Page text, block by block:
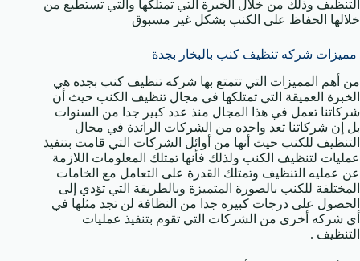
التنظيف وذلك من خلال الخبرة التي تمتلكها والتي تستطيع من
خلالها الحفاظ على الكنب بشكل غير مسبوق
مميزات شركه تنظيف كنب بالبخار بجدة
من أهم المميزات التي تتمتع بها شركه تنظيف كنب بجده هي
الخبرة العميقة التي تمتلكها في مجال تنظيف الكنب حيث أن
شركاتنا تعمل في هذا المجال منذ عدد كبير جدا من السنوات
بل إن شركاتنا تعد واحده من الشركات الرائدة في مجال
التنظيف للكنب حيث أنها من أوائل الشركات التي قامت بتنفيذ
عمليات لتنظيف الكنب ولذلك فأنها تمتلك المعلومات اللازمة
عن عمليه التنظيف وتمتلك القدرة على التعامل مع الخامات
المختلفة للكنب بالصورة المتميزة وبالطريقة التي تؤدي إلى
الحصول على درجات كبيره جدا من النظافة لن تجد مثلها في
أي شركه أخرى من الشركات التي تقوم بتنفيذ عمليات
التنظيف .